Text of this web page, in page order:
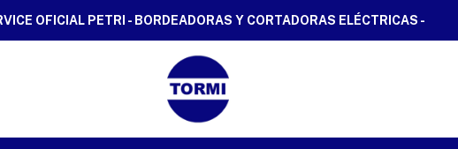
OFICIAL PETRI - BORDEADORAS Y CORTADORAS ELÉCTRICAS -